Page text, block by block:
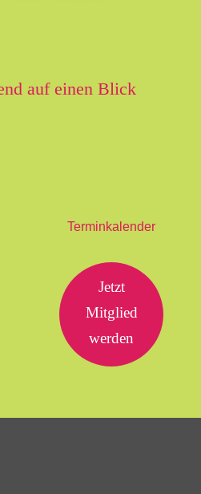
auf einen Blick
Terminkalender
Jetzt
Mitglied
werden